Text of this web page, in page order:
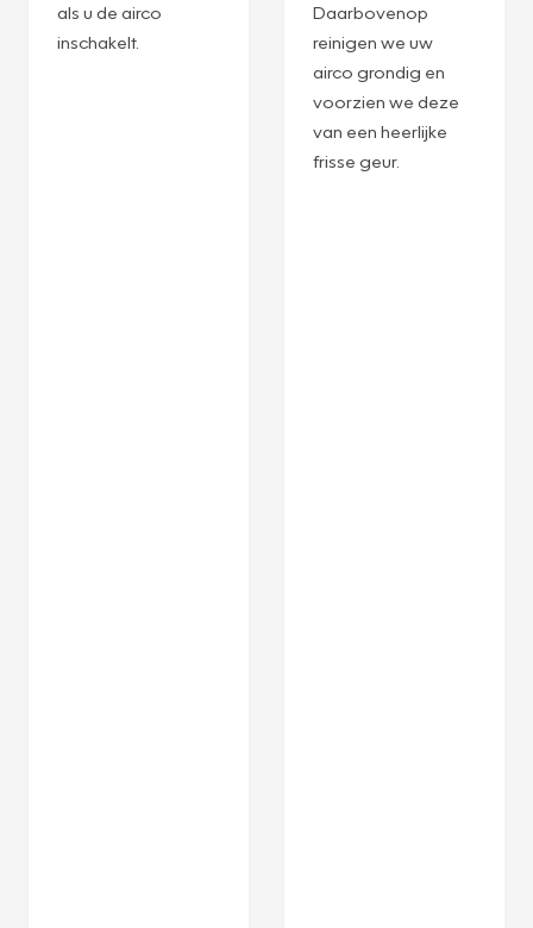
als u de airco
inschakelt.
Daarbovenop
reinigen we uw
airco grondig en
voorzien we deze
van een heerlijke
frisse geur.